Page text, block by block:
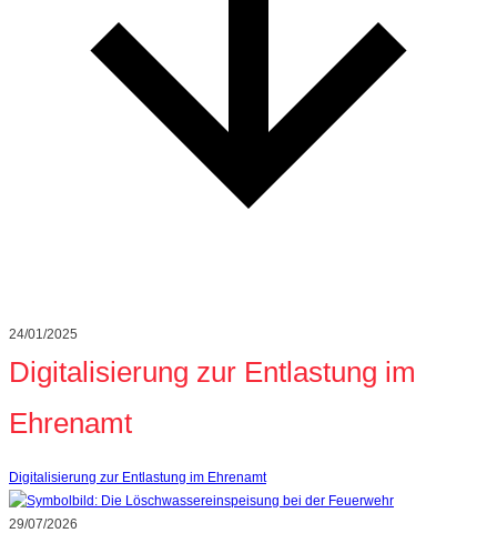
24/01/2025
Digitalisierung zur Entlastung im
Ehrenamt
Digitalisierung zur Entlastung im Ehrenamt
29/07/2026